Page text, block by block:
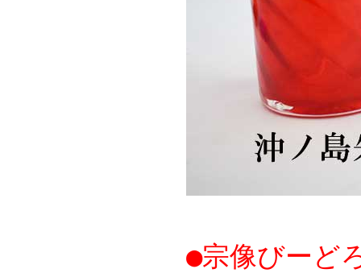
●宗像びーど